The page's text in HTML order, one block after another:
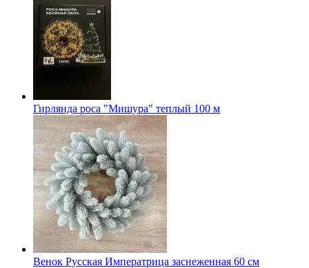
Гирлянда роса "Мишура" теплый 100 м
Венок Русская Императрица заснеженная 60 см